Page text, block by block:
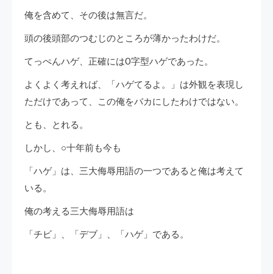
俺を含めて、その後は無言だ。
頭の後頭部のつむじのところが薄かったわけだ。
てっぺんハゲ、正確にはO字型ハゲであった。
よくよく考えれば、「ハゲてるよ。」は外観を表現し
ただけであって、この俺をバカにしたわけではない。
とも、とれる。
しかし、○十年前も今も
「ハゲ」は、三大侮辱用語の一つであると俺は考えて
いる。
俺の考える三大侮辱用語は
「チビ」、「デブ」、「ハゲ」である。